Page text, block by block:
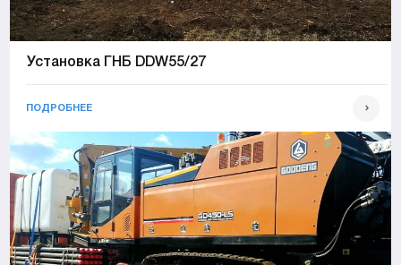
Установка ГНБ DDW55/27
ПОДРОБНЕЕ